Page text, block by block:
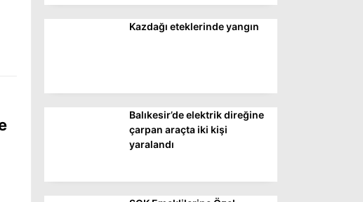
Kazdağı eteklerinde yangın
Balıkesir’de elektrik direğine
çarpan araçta iki kişi
yaralandı